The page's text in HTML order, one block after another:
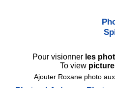
Pour visionner les
To view
Ajouter Roxane photo